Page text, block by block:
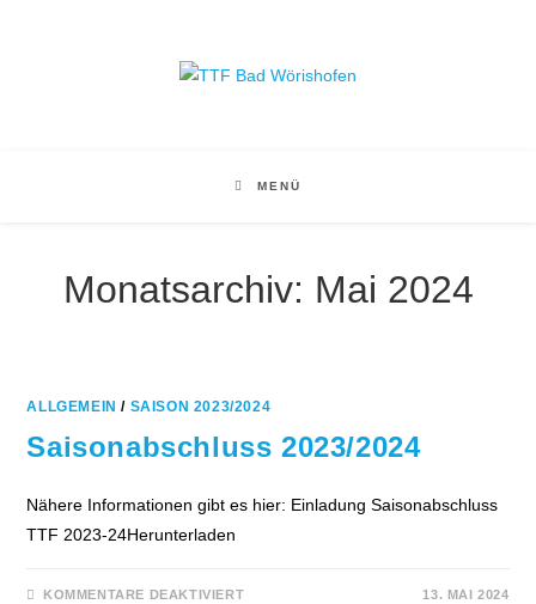
MENÜ
Monatsarchiv: Mai 2024
ALLGEMEIN / SAISON 2023/2024
Saisonabschluss 2023/2024
Nähere Informationen gibt es hier: Einladung Saisonabschluss
TTF 2023-24Herunterladen
KOMMENTARE DEAKTIVIERTFÜR
13. MAI 2024